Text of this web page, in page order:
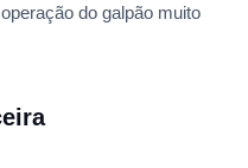
do galpão muito